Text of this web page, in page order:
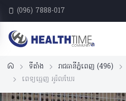
(096) 7888-017
ទីតាំង រាជធានីភ្នំពេញ (496)
ពេទ្យធ្មេញ អូរ៉លឃែរ